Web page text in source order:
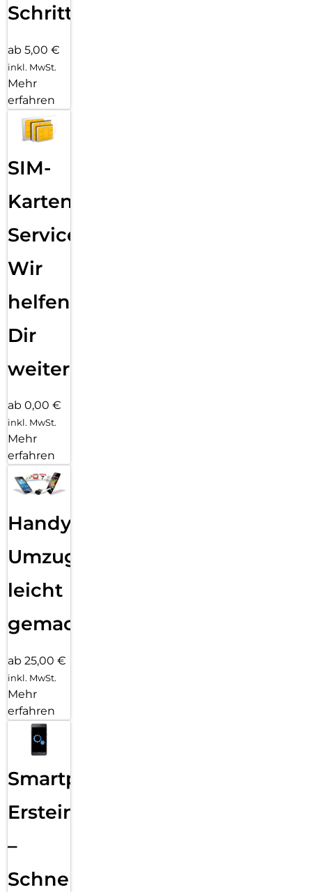
Schritten
ab 5,00 €
inkl. MwSt.
Mehr
erfahren
SIM-
Karten
Service:
Wir
helfen
Dir
weiter
ab 0,00 €
inkl. MwSt.
Mehr
erfahren
Handy
Umzug
leicht
gemacht!
ab 25,00 €
inkl. MwSt.
Mehr
erfahren
Smartphone
Ersteinrichtung
–
Schnelle